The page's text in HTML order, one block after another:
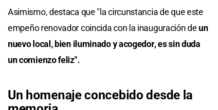
Asimismo, destaca que "la circunstancia de que este
empeño renovador coincida con la inauguración de un
nuevo local, bien iluminado y acogedor, es sin duda
un comienzo feliz".
Un homenaje concebido desde la